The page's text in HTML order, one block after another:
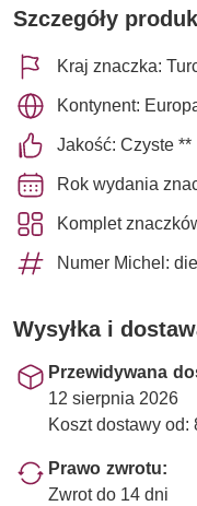
Szczegóły
Kraj znaczka:
Kontynent:
Jakość: Czyste **
Rok wydania
Komplet
Numer Michel:
Wysyłka i
Przewidywana
12 sierpnia 2026
Koszt dostawy od:
Prawo zwrotu:
Zwrot do 14 dni